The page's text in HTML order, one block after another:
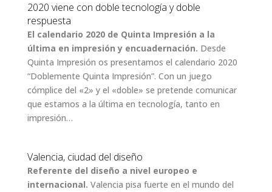
2020 viene con doble tecnología y doble
respuesta
El calendario 2020 de Quinta Impresión a la
última en impresión y encuadernación. Desde
Quinta Impresión os presentamos el calendario 2020
“Doblemente Quinta Impresión”. Con un juego
cómplice del «2» y el «doble» se pretende comunicar
que estamos a la última en tecnología, tanto en
impresión…
Valencia, ciudad del diseño
Referente del diseño a nivel europeo e
internacional. Valencia pisa fuerte en el mundo del